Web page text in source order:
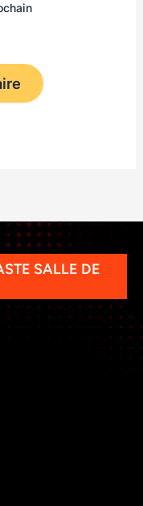
SALLE DE